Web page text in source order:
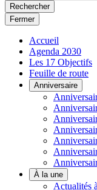
Rechercher
Fermer
Accueil
Agenda 2030
Les 17 Objectifs
Feuille de route
Anniversaire
À la une
Actualités